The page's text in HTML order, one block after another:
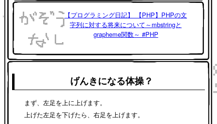
【プログラミング日記】 【PHP】PHPの文
字列に対する将来について～mbstringと
grapheme関数～ #PHP
げんきになる体操？
まず、左足を上に上げます。
上げた左足を下げたら、右足を上げます。